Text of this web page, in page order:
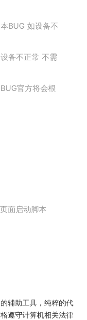
BUG 如设备不
备不正常 不需
官方将会根
面启动脚本
辅助工具，纯粹的代
遵守计算机相关法律